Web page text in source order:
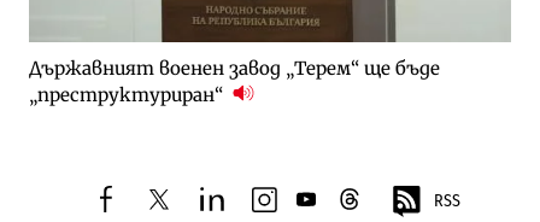
Държавният военен завод „Терем“ ще бъде
„преструктуриран“
facebooktwitterlinkedininstagram
youtubethreads RSS